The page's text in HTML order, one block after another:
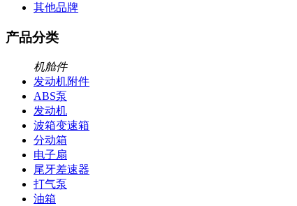
其他品牌
产品分类
机舱件
发动机附件
ABS泵
发动机
波箱变速箱
分动箱
电子扇
尾牙差速器
打气泵
油箱